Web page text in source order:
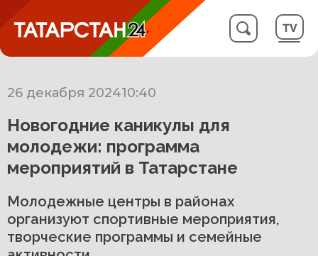
26 декабря 202410:40
Новогодние каникулы для
молодежи: программа
мероприятий в Татарстане
Молодежные центры в районах
организуют спортивные мероприятия,
творческие программы и семейные